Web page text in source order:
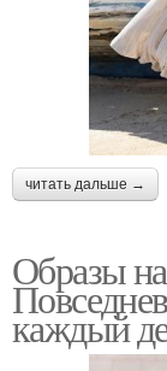
читать дальше →
Образы
каждый